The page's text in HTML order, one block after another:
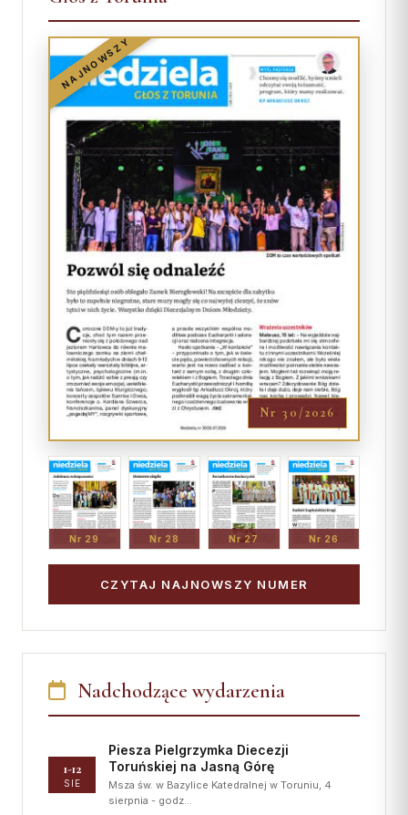
NAJNOWSZY
Nr 30/2026
Nr 29 Nr 28 Nr 27 Nr 26
CZYTAJ NAJNOWSZY NUMER
Nadchodzące wydarzenia
1-12
SIE
Piesza Pielgrzymka Diecezji
Toruńskiej na Jasną Górę
Msza św. w Bazylice Katedralnej w Toruniu, 4
sierpnia - godz…